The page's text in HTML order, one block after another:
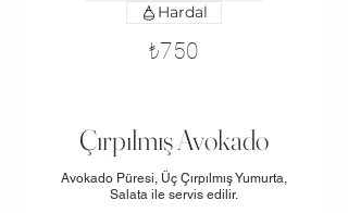
₺750
Hardal
Çırpılmış Avokado
Avokado Püresi, Üç Çırpılmış Yumurta,
Salata ile servis edilir.